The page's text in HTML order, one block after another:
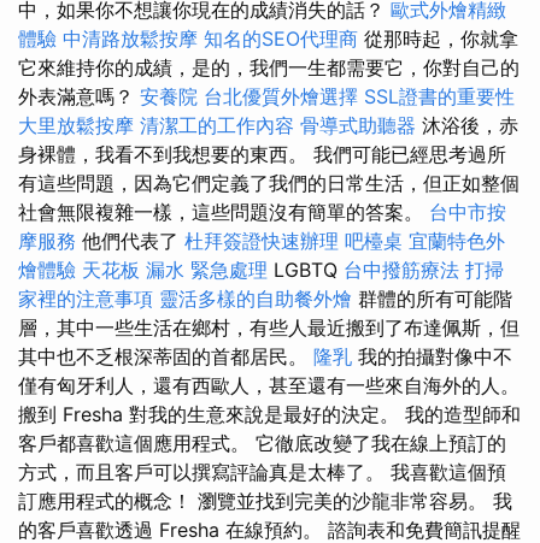
中，如果你不想讓你現在的成績消失的話？ 歐式外燴精緻
體驗 中清路放鬆按摩 知名的SEO代理商 從那時起，你就拿
它來維持你的成績，是的，我們一生都需要它，你對自己的
外表滿意嗎？ 安養院 台北優質外燴選擇 SSL證書的重要性
大里放鬆按摩 清潔工的工作內容 骨導式助聽器 沐浴後，赤
身裸體，我看不到我想要的東西。 我們可能已經思考過所
有這些問題，因為它們定義了我們的日常生活，但正如整個
社會無限複雜一樣，這些問題沒有簡單的答案。 台中市按
摩服務 他們代表了 杜拜簽證快速辦理 吧檯桌 宜蘭特色外
燴體驗 天花板 漏水 緊急處理 LGBTQ 台中撥筋療法 打掃
家裡的注意事項 靈活多樣的自助餐外燴 群體的所有可能階
層，其中一些生活在鄉村，有些人最近搬到了布達佩斯，但
其中也不乏根深蒂固的首都居民。 隆乳 我的拍攝對像中不
僅有匈牙利人，還有西歐人，甚至還有一些來自海外的人。
搬到 Fresha 對我的生意來說是最好的決定。 我的造型師和
客戶都喜歡這個應用程式。 它徹底改變了我在線上預訂的
方式，而且客戶可以撰寫評論真是太棒了。 我喜歡這個預
訂應用程式的概念！ 瀏覽並找到完美的沙龍非常容易。 我
的客戶喜歡透過 Fresha 在線預約。 諮詢表和免費簡訊提醒